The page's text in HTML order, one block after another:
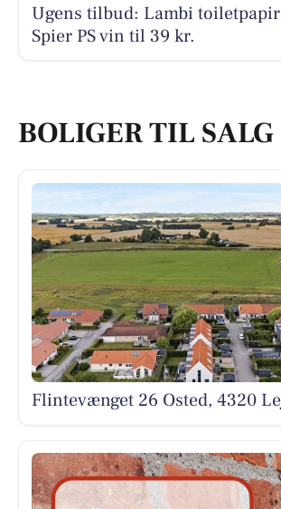
Ugens tilbud: Lambi
Spier PS vin til 39 kr.
BOLIGER TIL SALG
Flintevænget 26 Osted, 4320